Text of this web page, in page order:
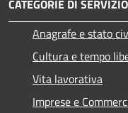
CATEGORIE DI SERVIZIO
Anagrafe e stato
Cultura e tempo
Vita lavorativa
Imprese e